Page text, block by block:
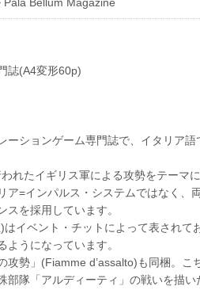
誌(A4変形60p)
ーションゲーム専門誌で、イタリア
たイギリス軍による攻勢をテーマに
=インパルス・システムではなく、
を採用しています。
イベント・チットによって表されて
うになっています。
勢」(Fiamme d’assalto)も同梱。こ
部隊「アルディーティ」の戦いを描い